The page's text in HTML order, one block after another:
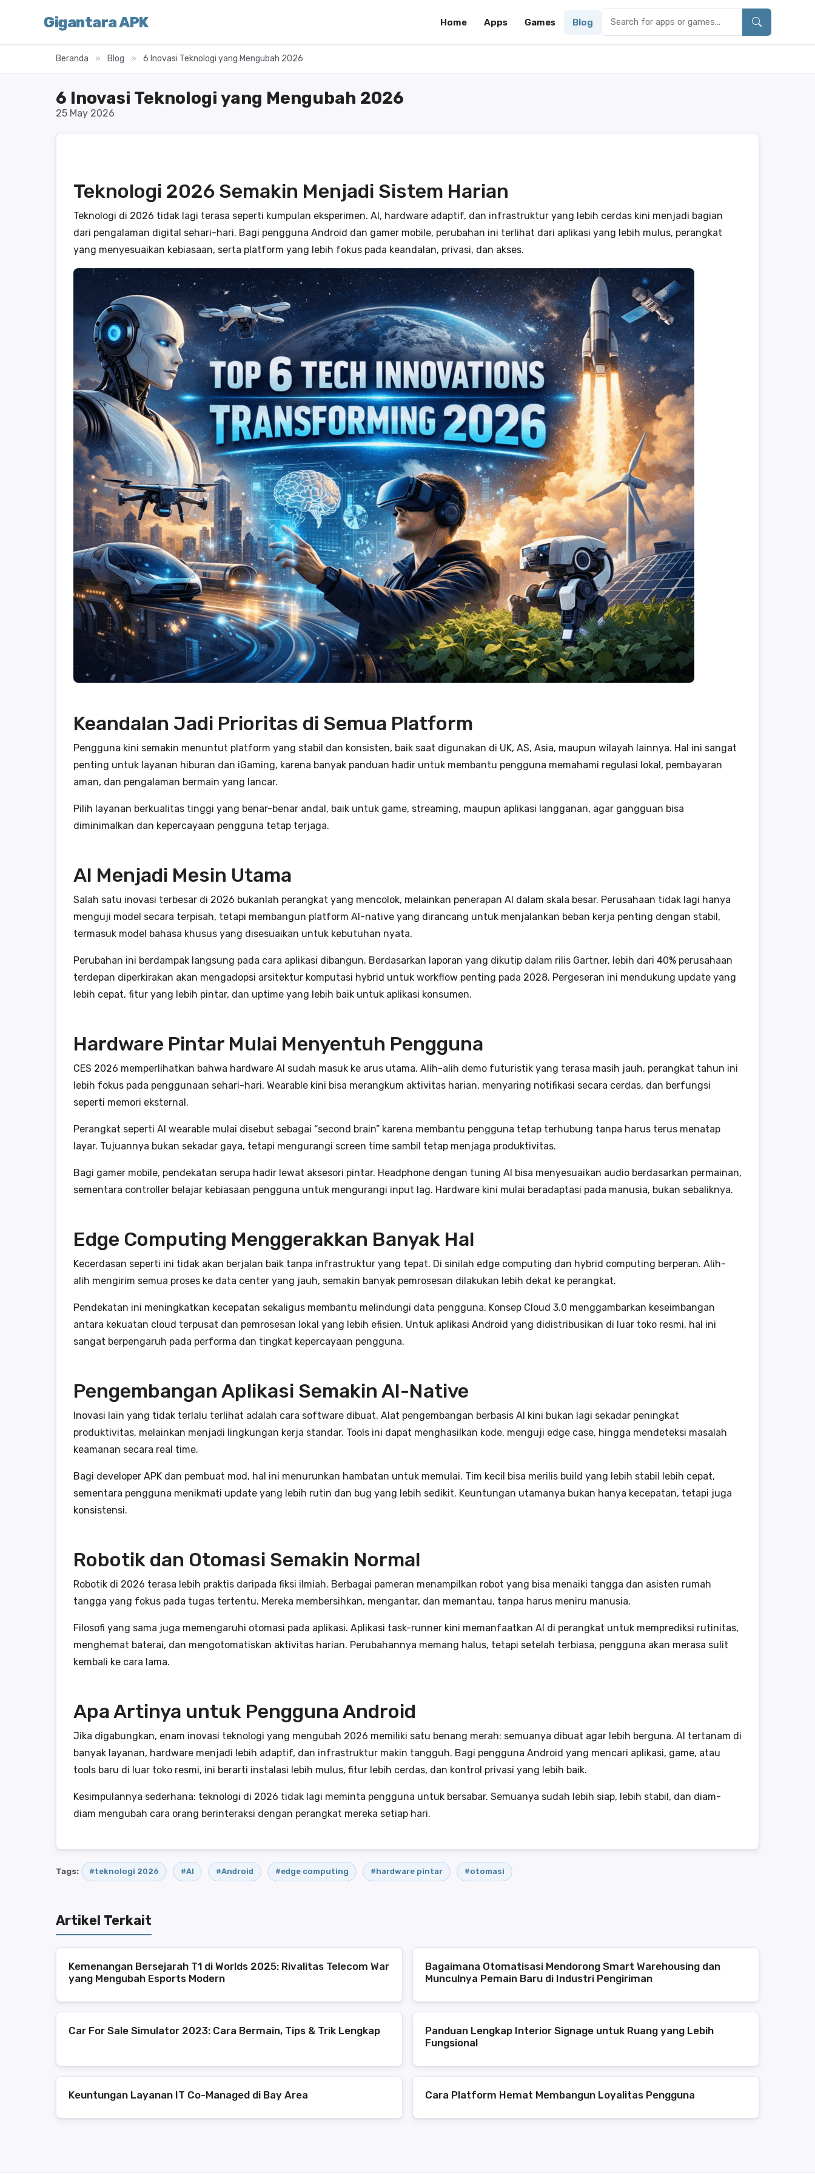
Gigantara APK Home Apps Games Blog
Beranda » Blog » 6 Inovasi Teknologi yang Mengubah 2026
6 Inovasi Teknologi yang Mengubah 2026
25 May 2026
Teknologi 2026 Semakin Menjadi Sistem Harian
Teknologi di 2026 tidak lagi terasa seperti kumpulan eksperimen. AI, hardware adaptif, dan infrastruktur yang lebih cerdas kini menjadi bagian
dari pengalaman digital sehari-hari. Bagi pengguna Android dan gamer mobile, perubahan ini terlihat dari aplikasi yang lebih mulus, perangkat
yang menyesuaikan kebiasaan, serta platform yang lebih fokus pada keandalan, privasi, dan akses.
Keandalan Jadi Prioritas di Semua Platform
Pengguna kini semakin menuntut platform yang stabil dan konsisten, baik saat digunakan di UK, AS, Asia, maupun wilayah lainnya. Hal ini sangat
penting untuk layanan hiburan dan iGaming, karena banyak panduan hadir untuk membantu pengguna memahami regulasi lokal, pembayaran
aman, dan pengalaman bermain yang lancar.
Pilih layanan berkualitas tinggi yang benar-benar andal, baik untuk game, streaming, maupun aplikasi langganan, agar gangguan bisa
diminimalkan dan kepercayaan pengguna tetap terjaga.
AI Menjadi Mesin Utama
Salah satu inovasi terbesar di 2026 bukanlah perangkat yang mencolok, melainkan penerapan AI dalam skala besar. Perusahaan tidak lagi hanya
menguji model secara terpisah, tetapi membangun platform AI-native yang dirancang untuk menjalankan beban kerja penting dengan stabil,
termasuk model bahasa khusus yang disesuaikan untuk kebutuhan nyata.
Perubahan ini berdampak langsung pada cara aplikasi dibangun. Berdasarkan laporan yang dikutip dalam rilis Gartner, lebih dari 40% perusahaan
terdepan diperkirakan akan mengadopsi arsitektur komputasi hybrid untuk workflow penting pada 2028. Pergeseran ini mendukung update yang
lebih cepat, fitur yang lebih pintar, dan uptime yang lebih baik untuk aplikasi konsumen.
Hardware Pintar Mulai Menyentuh Pengguna
CES 2026 memperlihatkan bahwa hardware AI sudah masuk ke arus utama. Alih-alih demo futuristik yang terasa masih jauh, perangkat tahun ini
lebih fokus pada penggunaan sehari-hari. Wearable kini bisa merangkum aktivitas harian, menyaring notifikasi secara cerdas, dan berfungsi
seperti memori eksternal.
Perangkat seperti AI wearable mulai disebut sebagai “second brain” karena membantu pengguna tetap terhubung tanpa harus terus menatap
layar. Tujuannya bukan sekadar gaya, tetapi mengurangi screen time sambil tetap menjaga produktivitas.
Bagi gamer mobile, pendekatan serupa hadir lewat aksesori pintar. Headphone dengan tuning AI bisa menyesuaikan audio berdasarkan permainan,
sementara controller belajar kebiasaan pengguna untuk mengurangi input lag. Hardware kini mulai beradaptasi pada manusia, bukan sebaliknya.
Edge Computing Menggerakkan Banyak Hal
Kecerdasan seperti ini tidak akan berjalan baik tanpa infrastruktur yang tepat. Di sinilah edge computing dan hybrid computing berperan. Alih-
alih mengirim semua proses ke data center yang jauh, semakin banyak pemrosesan dilakukan lebih dekat ke perangkat.
Pendekatan ini meningkatkan kecepatan sekaligus membantu melindungi data pengguna. Konsep Cloud 3.0 menggambarkan keseimbangan
antara kekuatan cloud terpusat dan pemrosesan lokal yang lebih efisien. Untuk aplikasi Android yang didistribusikan di luar toko resmi, hal ini
sangat berpengaruh pada performa dan tingkat kepercayaan pengguna.
Pengembangan Aplikasi Semakin AI-Native
Inovasi lain yang tidak terlalu terlihat adalah cara software dibuat. Alat pengembangan berbasis AI kini bukan lagi sekadar peningkat
produktivitas, melainkan menjadi lingkungan kerja standar. Tools ini dapat menghasilkan kode, menguji edge case, hingga mendeteksi masalah
keamanan secara real time.
Bagi developer APK dan pembuat mod, hal ini menurunkan hambatan untuk memulai. Tim kecil bisa merilis build yang lebih stabil lebih cepat,
sementara pengguna menikmati update yang lebih rutin dan bug yang lebih sedikit. Keuntungan utamanya bukan hanya kecepatan, tetapi juga
konsistensi.
Robotik dan Otomasi Semakin Normal
Robotik di 2026 terasa lebih praktis daripada fiksi ilmiah. Berbagai pameran menampilkan robot yang bisa menaiki tangga dan asisten rumah
tangga yang fokus pada tugas tertentu. Mereka membersihkan, mengantar, dan memantau, tanpa harus meniru manusia.
Filosofi yang sama juga memengaruhi otomasi pada aplikasi. Aplikasi task-runner kini memanfaatkan AI di perangkat untuk memprediksi rutinitas,
menghemat baterai, dan mengotomatiskan aktivitas harian. Perubahannya memang halus, tetapi setelah terbiasa, pengguna akan merasa sulit
kembali ke cara lama.
Apa Artinya untuk Pengguna Android
Jika digabungkan, enam inovasi teknologi yang mengubah 2026 memiliki satu benang merah: semuanya dibuat agar lebih berguna. AI tertanam di
banyak layanan, hardware menjadi lebih adaptif, dan infrastruktur makin tangguh. Bagi pengguna Android yang mencari aplikasi, game, atau
tools baru di luar toko resmi, ini berarti instalasi lebih mulus, fitur lebih cerdas, dan kontrol privasi yang lebih baik.
Kesimpulannya sederhana: teknologi di 2026 tidak lagi meminta pengguna untuk bersabar. Semuanya sudah lebih siap, lebih stabil, dan diam-
diam mengubah cara orang berinteraksi dengan perangkat mereka setiap hari.
Tags: #teknologi 2026 #AI #Android #edge computing #hardware pintar #otomasi
Artikel Terkait
Kemenangan Bersejarah T1 di Worlds 2025: Rivalitas Telecom War
yang Mengubah Esports Modern
Bagaimana Otomatisasi Mendorong Smart Warehousing dan
Munculnya Pemain Baru di Industri Pengiriman
Car For Sale Simulator 2023: Cara Bermain, Tips & Trik Lengkap
Panduan Lengkap Interior Signage untuk Ruang yang Lebih
Fungsional
Keuntungan Layanan IT Co-Managed di Bay Area Cara Platform Hemat Membangun Loyalitas Pengguna